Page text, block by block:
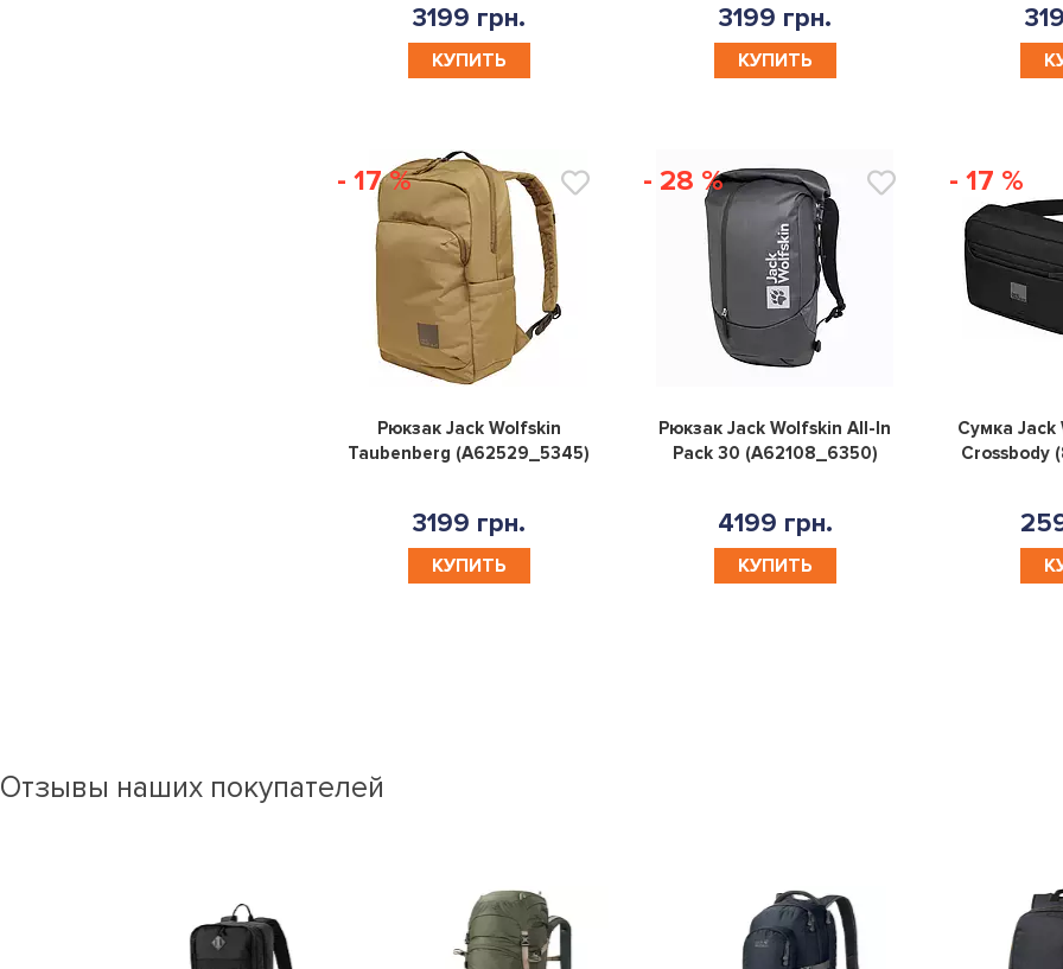
3199 грн.
КУПИТЬ
3199 грн.
КУПИТЬ
- 17 %
Рюкзак Jack Wolfskin
Taubenberg (A62529_5345)
3199 грн.
КУПИТЬ
- 28 %
0
Рюкзак Jack Wolfskin All-In
Pack 30 (A62108_6350)
4199 грн.
КУПИТЬ
- 17 %
Сумка Jack
Crossbody
Отзывы наших покупателей